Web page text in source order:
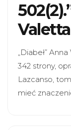
Valetta
„Diabeł”
342 strony,
Lazcanso,
mieć